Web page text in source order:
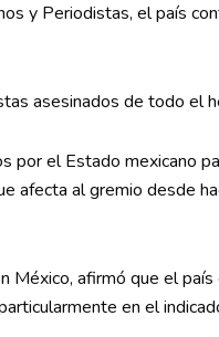
y Periodistas, el país
asesinados de todo el
por el Estado mexicano
afecta al gremio desde
México, afirmó que el
en el